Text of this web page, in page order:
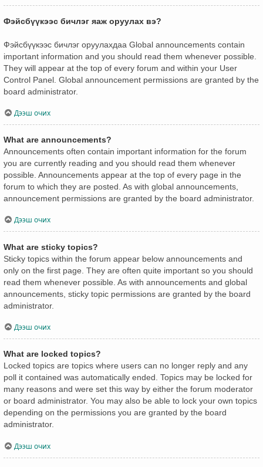
Фэйсбүүкээс бичлэг яаж оруулах вэ?
Фэйсбүүкээс бичлэг оруулахдаа Global announcements contain
important information and you should read them whenever possible.
They will appear at the top of every forum and within your User
Control Panel. Global announcement permissions are granted by the
board administrator.
Дээш очих
What are announcements?
Announcements often contain important information for the forum
you are currently reading and you should read them whenever
possible. Announcements appear at the top of every page in the
forum to which they are posted. As with global announcements,
announcement permissions are granted by the board administrator.
Дээш очих
What are sticky topics?
Sticky topics within the forum appear below announcements and
only on the first page. They are often quite important so you should
read them whenever possible. As with announcements and global
announcements, sticky topic permissions are granted by the board
administrator.
Дээш очих
What are locked topics?
Locked topics are topics where users can no longer reply and any
poll it contained was automatically ended. Topics may be locked for
many reasons and were set this way by either the forum moderator
or board administrator. You may also be able to lock your own topics
depending on the permissions you are granted by the board
administrator.
Дээш очих